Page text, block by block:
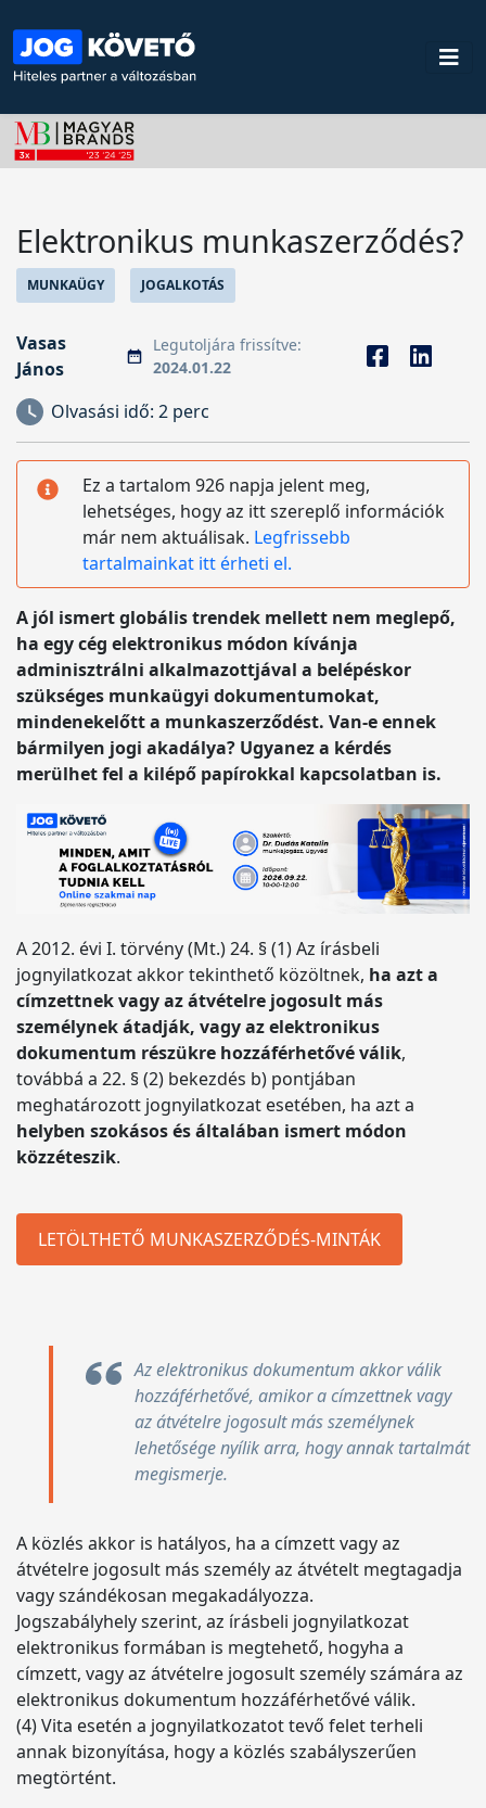
Elektronikus munkaszerződés?
MUNKAÜGY JOGALKOTÁS
Vasas
János
Legutoljára frissítve:
2024.01.22
Olvasási idő: 2 perc
Ez a tartalom 926 napja jelent meg,
lehetséges, hogy az itt szereplő információk
már nem aktuálisak. Legfrissebb
tartalmainkat itt érheti el.
A jól ismert globális trendek mellett nem meglepő,
ha egy cég elektronikus módon kívánja
adminisztrálni alkalmazottjával a belépéskor
szükséges munkaügyi dokumentumokat,
mindenekelőtt a munkaszerződést. Van-e ennek
bármilyen jogi akadálya? Ugyanez a kérdés
merülhet fel a kilépő papírokkal kapcsolatban is.
A 2012. évi I. törvény (Mt.) 24. § (1) Az írásbeli
jognyilatkozat akkor tekinthető közöltnek, ha azt a
címzettnek vagy az átvételre jogosult más
személynek átadják, vagy az elektronikus
dokumentum részükre hozzáférhetővé válik,
továbbá a 22. § (2) bekezdés b) pontjában
meghatározott jognyilatkozat esetében, ha azt a
helyben szokásos és általában ismert módon
közzéteszik.
LETÖLTHETŐ MUNKASZERZŐDÉS-MINTÁK
Az elektronikus dokumentum akkor válik
hozzáférhetővé, amikor a címzettnek vagy
az átvételre jogosult más személynek
lehetősége nyílik arra, hogy annak tartalmát
megismerje.
A közlés akkor is hatályos, ha a címzett vagy az
átvételre jogosult más személy az átvételt megtagadja
vagy szándékosan megakadályozza.
Jogszabályhely szerint, az írásbeli jognyilatkozat
elektronikus formában is megtehető, hogyha a
címzett, vagy az átvételre jogosult személy számára az
elektronikus dokumentum hozzáférhetővé válik.
(4) Vita esetén a jognyilatkozatot tevő felet terheli
annak bizonyítása, hogy a közlés szabályszerűen
megtörtént.